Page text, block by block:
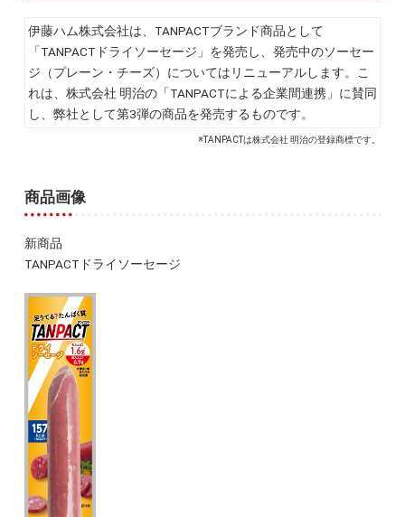
伊藤ハム株式会社は、TANPACTブランド商品として
「TANPACTドライソーセージ」を発売し、発売中のソーセー
ジ（プレーン・チーズ）についてはリニューアルします。こ
れは、株式会社 明治の「TANPACTによる企業間連携」に賛同
し、弊社として第3弾の商品を発売するものです。
※TANPACTは株式会社 明治の登録商標です。
商品画像
新商品
TANPACTドライソーセージ